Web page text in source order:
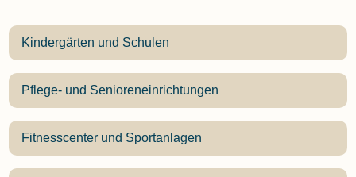
Kindergärten und Schulen
Pflege- und Senioreneinrichtungen
Fitnesscenter und Sportanlagen